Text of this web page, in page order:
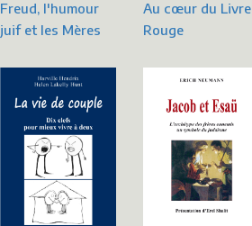
Freud, l'humour
juif et les Mères
Au cœur du Livre
Rouge